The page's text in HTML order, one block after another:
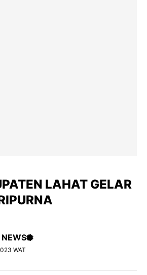
LAHAT GELAR
WAT